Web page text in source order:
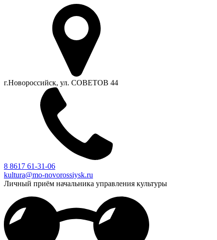
г.Новороссийск, ул. СОВЕТОВ 44
8 8617 61-31-06
kultura@mo-novorossiysk.ru
Личный приём начальника управления культуры